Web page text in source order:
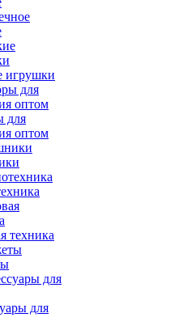
игрушки
для
оптом
техника
для